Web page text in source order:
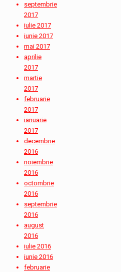
septembrie
2017
iulie 2017
iunie 2017
mai 2017
aprilie
2017
martie
2017
februarie
2017
ianuarie
2017
decembrie
2016
noiembrie
2016
octombrie
2016
septembrie
2016
august
2016
iulie 2016
iunie 2016
februarie